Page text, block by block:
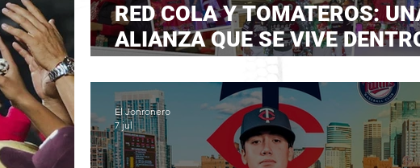
RED COLA Y TOMATEROS:
ALIANZA QUE SE VIVE
El Jonronero
7 jul